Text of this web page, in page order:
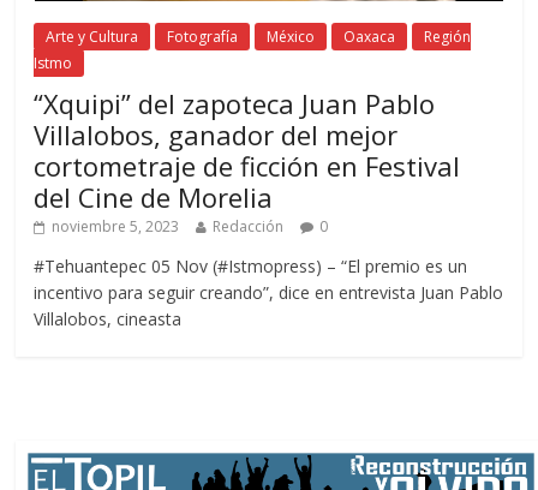
Arte y Cultura Fotografía México Oaxaca
Región
Istmo
“Xquipi” del zapoteca Juan Pablo
Villalobos, ganador del mejor
cortometraje de ficción en Festival
del Cine de Morelia
noviembre 5, 2023 Redacción 0
#Tehuantepec 05 Nov (#Istmopress) – “El premio es un
incentivo para seguir creando”, dice en entrevista Juan Pablo
Villalobos, cineasta